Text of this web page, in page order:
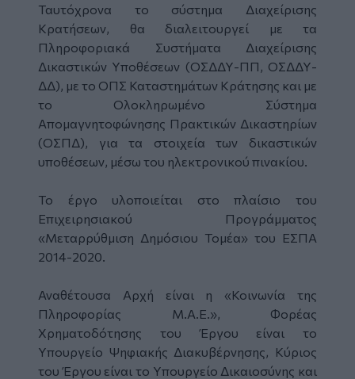
Ταυτόχρονα το σύστημα Διαχείρισης
Κρατήσεων, θα διαλειτουργεί με τα
Πληροφοριακά Συστήματα Διαχείρισης
Δικαστικών Υποθέσεων (ΟΣΔΔΥ-ΠΠ, ΟΣΔΔΥ-
ΔΔ), με το ΟΠΣ Καταστημάτων Κράτησης και με
το Ολοκληρωμένο Σύστημα
Απομαγνητοφώνησης Πρακτικών Δικαστηρίων
(ΟΣΠΔ), για τα στοιχεία των δικαστικών
υποθέσεων, μέσω του ηλεκτρονικού πινακίου.
Το έργο υλοποιείται στο πλαίσιο του
Επιχειρησιακού Προγράμματος
«Μεταρρύθμιση Δημόσιου Τομέα» του ΕΣΠΑ
2014-2020.
Αναθέτουσα Αρχή είναι η «Κοινωνία της
Πληροφορίας Μ.Α.Ε.», Φορέας
Χρηματοδότησης του Έργου είναι το
Υπουργείο Ψηφιακής Διακυβέρνησης, Κύριος
του Έργου είναι το Υπουργείο Δικαιοσύνης και